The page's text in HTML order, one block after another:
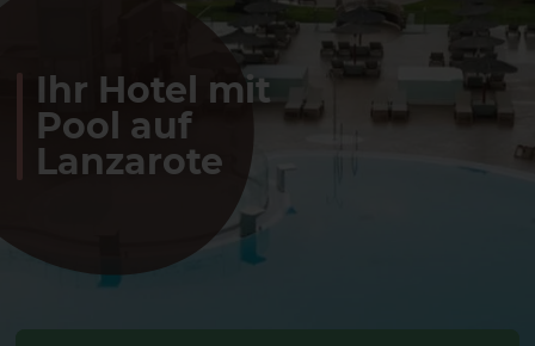
Ihr Hotel mit
Pool auf
Lanzarote